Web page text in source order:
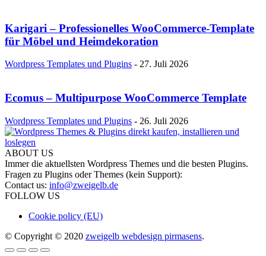
Karigari – Professionelles WooCommerce-Template
für Möbel und Heimdekoration
Wordpress Templates und Plugins - 27. Juli 2026
Ecomus – Multipurpose WooCommerce Template
Wordpress Templates und Plugins - 26. Juli 2026
ABOUT US
Immer die aktuellsten Wordpress Themes und die besten Plugins.
Fragen zu Plugins oder Themes (kein Support):
Contact us: info@zweigelb.de
FOLLOW US
Cookie policy (EU)
© Copyright © 2020 zweigelb webdesign pirmasens.